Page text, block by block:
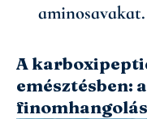
aminosavakat.
A
emésztésben: